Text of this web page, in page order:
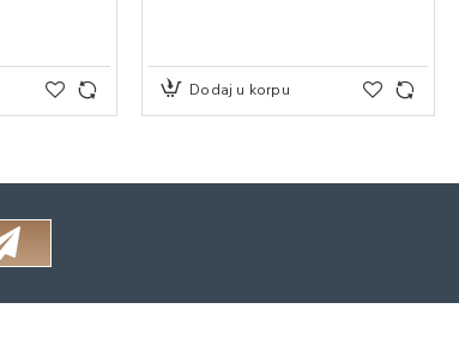
Dodaj u korpu